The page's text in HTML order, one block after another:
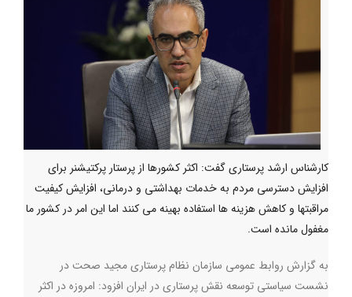
کارشناس ارشد پرستاری گفت: اکثر کشورها از پرستار پرکتیشنر برای
افزایش دسترسی مردم به خدمات بهداشتی و درمانی، افزایش کیفیت
مراقبتها و کاهش هزینه ها استفاده بهینه می کنند اما این امر در کشور ما
مغفول مانده است.
به گزارش روابط عمومی سازمان نظام پرستاری مجید صحت در
نشست سیاستی توسعه نقش پرستاری در ایران افزود: امروزه در اکثر